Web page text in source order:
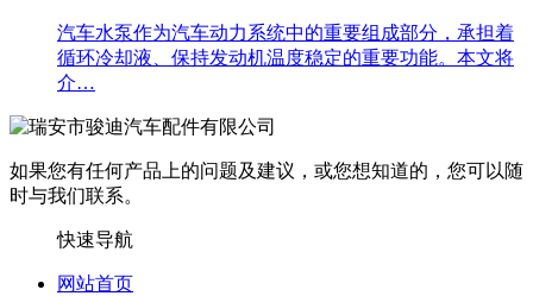
​汽车水泵作为汽车动力系统中的重要组成部分，承担着
循环冷却液、保持发动机温度稳定的重要功能。本文将
介…
如果您有任何产品上的问题及建议，或您想知道的，您可以随
时与我们联系。
快速导航
网站首页